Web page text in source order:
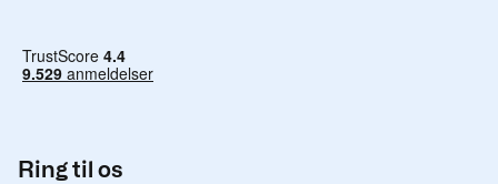
Ring til os